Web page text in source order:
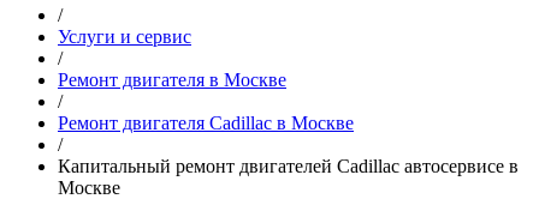
/
Услуги и сервис
/
Ремонт двигателя в Москве
/
Ремонт двигателя Cadillac в Москве
/
Капитальный ремонт двигателей Cadillac автосервисе в
Москве